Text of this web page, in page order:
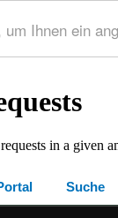
Ihnen ein
Suche